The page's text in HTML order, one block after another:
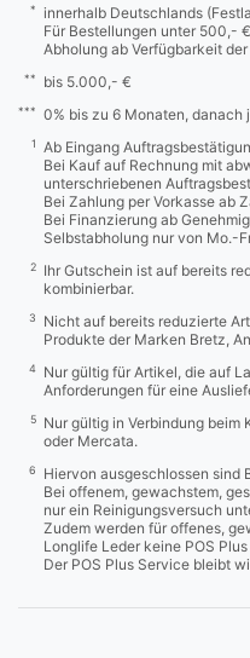
*
innerhalb Deutschlands
Für Bestellungen unter 500,-
Abholung ab Verfügbarkeit
** bis 5.000,- €
*** 0% bis zu 6 Monaten, danach
1
Ab Eingang
Bei Kauf auf Rechnung mit
unterschriebenen
Bei Zahlung per Vorkasse ab
Bei Finanzierung ab
Selbstabholung nur von Mo.-
2
Ihr Gutschein ist auf bereits
kombinierbar.
3
Nicht auf bereits reduzierte
Produkte der Marken Bretz,
4
Nur gültig für Artikel, die auf
Anforderungen für eine
5
Nur gültig in Verbindung beim
oder Mercata.
6
Hiervon ausgeschlossen sind
Bei offenem, gewachstem,
nur ein Reinigungsversuch
Zudem werden für offenes,
Longlife Leder keine POS
Der POS Plus Service bleibt